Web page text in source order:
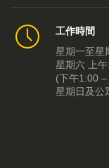
工作時間
星期一至星
星期六 上
(下午1:00
星期日及公